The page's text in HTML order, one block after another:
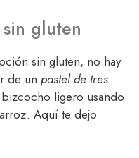
gluten
sin gluten, no hay
de un pastel de tres
ligero usando
Aquí te dejo